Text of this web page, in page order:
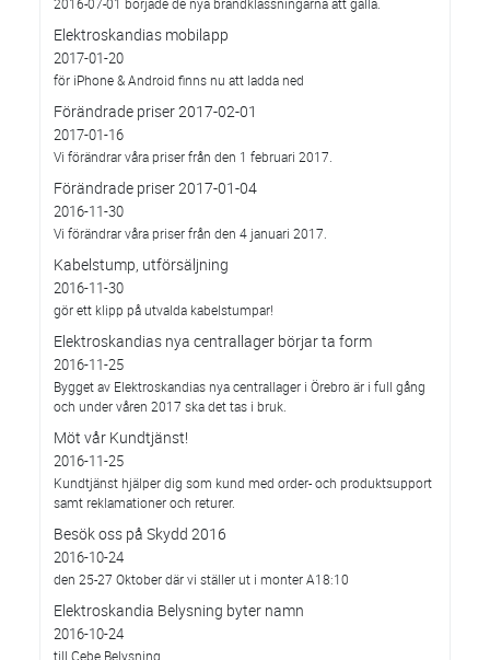
Elektroskandias mobilapp
2017-01-20
för iPhone & Android finns nu att ladda ned
Förändrade priser 2017-02-01
2017-01-16
Vi förändrar våra priser från den 1 februari 2017.
Förändrade priser 2017-01-04
2016-11-30
Vi förändrar våra priser från den 4 januari 2017.
Kabelstump, utförsäljning
2016-11-30
gör ett klipp på utvalda kabelstumpar!
Elektroskandias nya centrallager börjar ta form
2016-11-25
Bygget av Elektroskandias nya centrallager i Örebro är i full gång
och under våren 2017 ska det tas i bruk.
Möt vår Kundtjänst!
2016-11-25
Kundtjänst hjälper dig som kund med order- och produktsupport
samt reklamationer och returer.
Besök oss på Skydd 2016
2016-10-24
den 25-27 Oktober där vi ställer ut i monter A18:10
Elektroskandia Belysning byter namn
2016-10-24
till Cebe Belysning